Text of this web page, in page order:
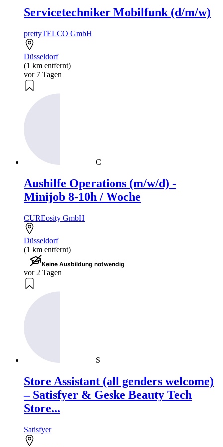
Servicetechniker Mobilfunk (d/m/w)
prettyTELCO GmbH
Düsseldorf
(1 km entfernt)
vor 7 Tagen
C
Aushilfe Operations (m/w/d) -
Minijob 8-10h / Woche
CUREosity GmbH
Düsseldorf
(1 km entfernt)
Keine Ausbildung notwendig
vor 2 Tagen
S
Store Assistant (all genders welcome)
– Satisfyer & Geske Beauty Tech
Store...
Satisfyer